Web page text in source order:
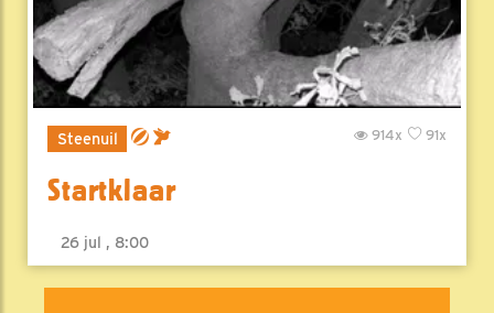
Steenuil 91x
914x
Startklaar
26 jul , 8:00